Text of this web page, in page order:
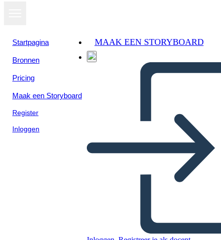
Startpagina
Bronnen
Pricing
Maak een Storyboard
Register
Inloggen
MAAK EEN STORYBOARD